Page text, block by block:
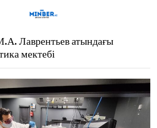
Лаврентьев атындағы
мектебі